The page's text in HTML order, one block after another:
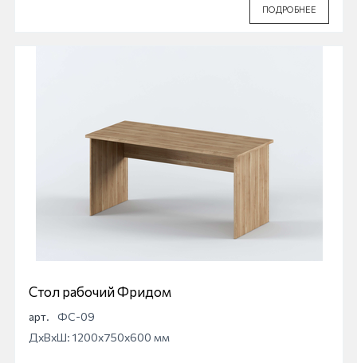
ПОДРОБНЕЕ
Стол рабочий Фридом
арт.
ФС-09
ДхВхШ: 1200x750x600 мм